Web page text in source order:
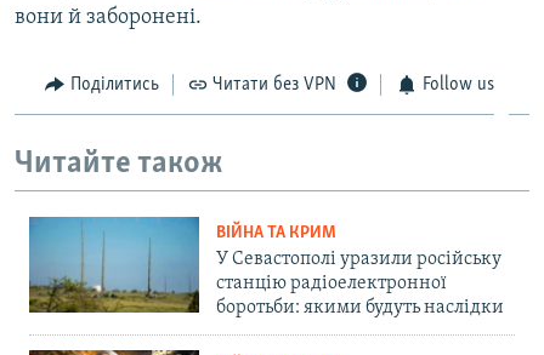
вони й заборонені.
Поділитись Читати без VPN Follow us
Читайте також
ВІЙНА ТА КРИМ
У Севастополі уразили російську
станцію радіоелектронної
боротьби: якими будуть наслідки